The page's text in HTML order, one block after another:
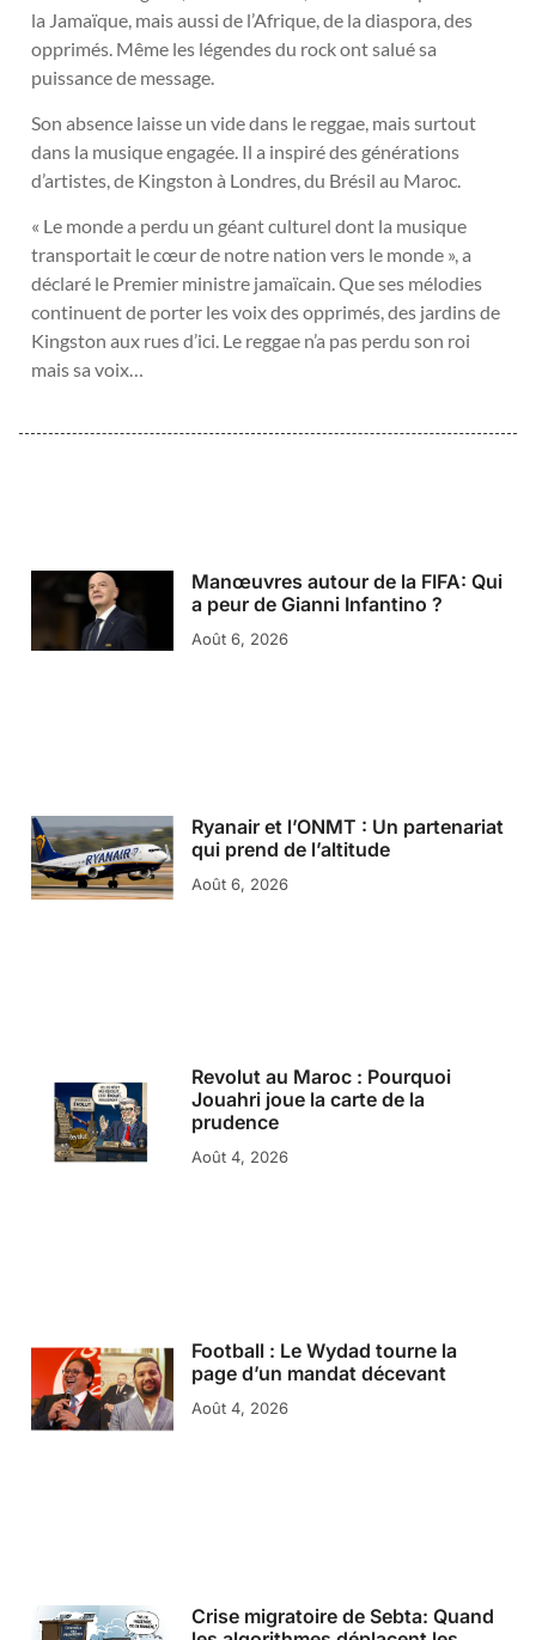
la Jamaïque, mais aussi de l’Afrique, de la diaspora, des
opprimés. Même les légendes du rock ont salué sa
puissance de message.
Son absence laisse un vide dans le reggae, mais surtout
dans la musique engagée. Il a inspiré des générations
d’artistes, de Kingston à Londres, du Brésil au Maroc.
« Le monde a perdu un géant culturel dont la musique
transportait le cœur de notre nation vers le monde », a
déclaré le Premier ministre jamaïcain. Que ses mélodies
continuent de porter les voix des opprimés, des jardins de
Kingston aux rues d’ici. Le reggae n’a pas perdu son roi
mais sa voix…
Manœuvres autour de la FIFA: Qui
a peur de Gianni Infantino ?
Août 6, 2026
Ryanair et l’ONMT : Un partenariat
qui prend de l’altitude
Août 6, 2026
Revolut au Maroc : Pourquoi
Jouahri joue la carte de la
prudence
Août 4, 2026
Football : Le Wydad tourne la
page d’un mandat décevant
Août 4, 2026
Crise migratoire de Sebta: Quand